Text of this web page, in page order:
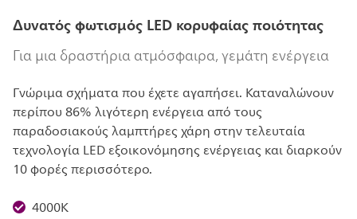
Δυνατός φωτισμός LED κορυφαίας ποιότητας
Για μια δραστήρια ατμόσφαιρα, γεμάτη ενέργεια
Γνώριμα σχήματα που έχετε αγαπήσει. Καταναλώνουν
περίπου 86% λιγότερη ενέργεια από τους
παραδοσιακούς λαμπτήρες χάρη στην τελευταία
τεχνολογία LED εξοικονόμησης ενέργειας και διαρκούν
10 φορές περισσότερο.
4000K